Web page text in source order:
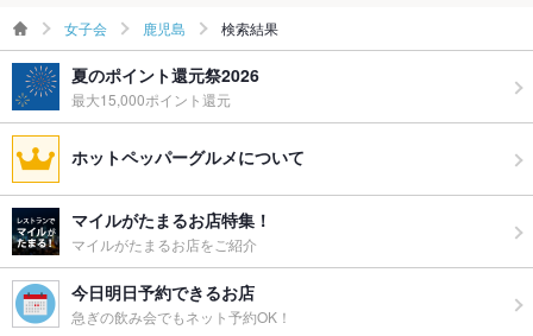
女子会 鹿児島 検索結果
夏のポイント還元祭2026
最大15,000ポイント還元
ホットペッパーグルメについて
マイルがたまるお店特集！
マイルがたまるお店をご紹介
今日明日予約できるお店
急ぎの飲み会でもネット予約OK！